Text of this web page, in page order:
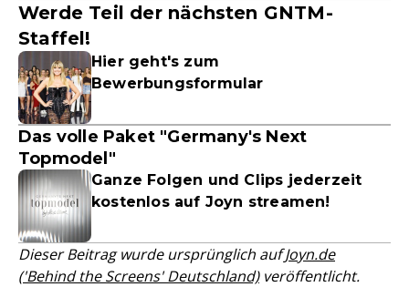
Werde Teil der nächsten GNTM-
Staffel!
Hier geht's zum
Bewerbungsformular
Das volle Paket "Germany's Next
Topmodel"
Ganze Folgen und Clips jederzeit
kostenlos auf Joyn streamen!
Dieser Beitrag wurde ursprünglich aufJoyn.de
('Behind the Screens' Deutschland)veröffentlicht.